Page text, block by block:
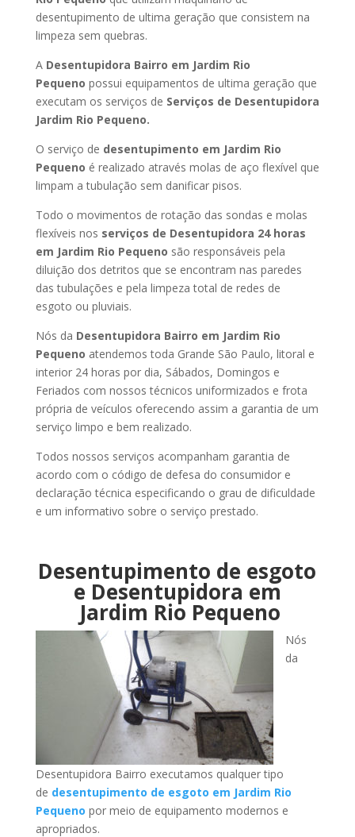
desentupimento de ultima geração que consistem na
limpeza sem quebras.
A Desentupidora Bairro em Jardim Rio
Pequeno possui equipamentos de ultima geração que
executam os serviços de Serviços de Desentupidora
Jardim Rio Pequeno.
O serviço de desentupimento em Jardim Rio
Pequeno é realizado através molas de aço flexível que
limpam a tubulação sem danificar pisos.
Todo o movimentos de rotação das sondas e molas
flexíveis nos serviços de Desentupidora 24 horas
em Jardim Rio Pequeno são responsáveis pela
diluição dos detritos que se encontram nas paredes
das tubulações e pela limpeza total de redes de
esgoto ou pluviais.
Nós da Desentupidora Bairro em Jardim Rio
Pequeno atendemos toda Grande São Paulo, litoral e
interior 24 horas por dia, Sábados, Domingos e
Feriados com nossos técnicos uniformizados e frota
própria de veículos oferecendo assim a garantia de um
serviço limpo e bem realizado.
Todos nossos serviços acompanham garantia de
acordo com o código de defesa do consumidor e
declaração técnica especificando o grau de dificuldade
e um informativo sobre o serviço prestado.
Desentupimento de esgoto
e Desentupidora em
Jardim Rio Pequeno
Nós
da
Desentupidora Bairro executamos qualquer tipo
de desentupimento de esgoto em Jardim Rio
Pequeno por meio de equipamento modernos e
apropriados.